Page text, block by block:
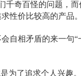
千奇百怪的问题，而
性价比较高的产品。
自相矛盾的来一句“
为了追求个人兴趣